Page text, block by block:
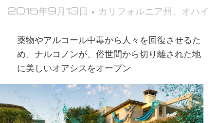
フランス語
マジャール語
日本語
マケドニア語
オランダ語
2015年9月13日 • カリフォルニア州、オハイ
薬物やアルコール中毒から人々を回復させるた
め、ナルコノンが、俗世間から切り離された地
に美しいオアシスをオープン